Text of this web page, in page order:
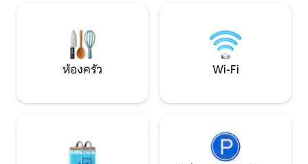
ห้องครัว Wi-Fi